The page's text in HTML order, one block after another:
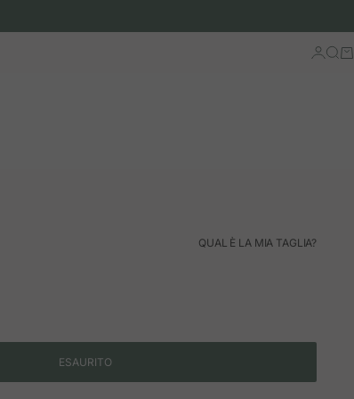
Accedi
QUAL È LA MIA TAGLIA?
ESAURITO